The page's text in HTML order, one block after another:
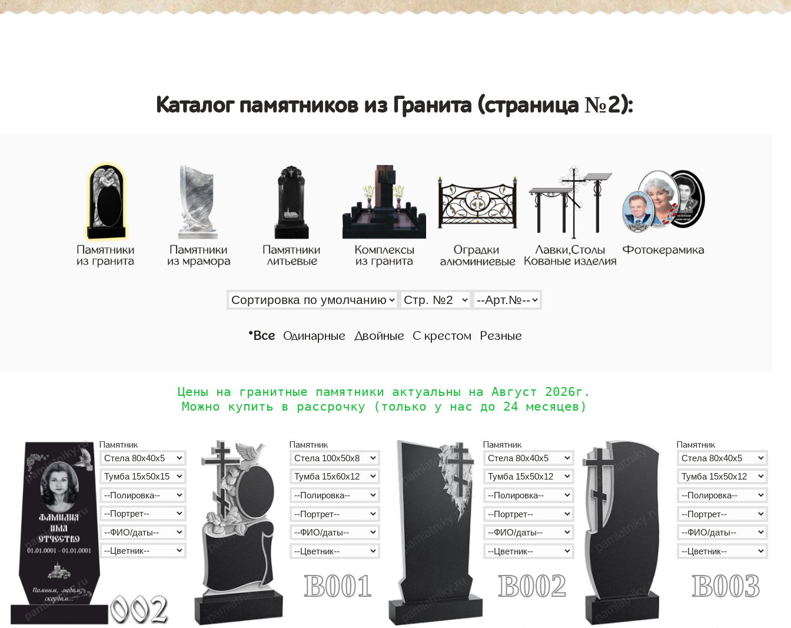
Каталог памятников из Гранита (страница №2):
•Все Одинарные Двойные С крестом Резные
Цены на гранитные памятники актуальны на Август 2026г.
Можно купить в рассрочку (только у нас до 24 месяцев)
Памятник
B001
Памятник
B002
Памятник
B003
Памятник